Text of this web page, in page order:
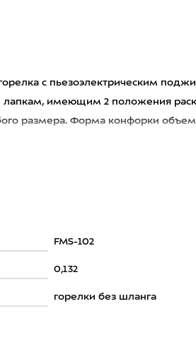
с пьезоэлектрическим
лапкам, имеющим 2 положения
размера. Форма конфорки
FMS-102
0,132
горелки без шланга